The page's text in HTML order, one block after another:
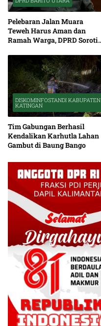
Pelebaran Jalan Muara
Teweh Harus Aman dan
Ramah Warga, DPRD Soroti
DISKOMINFOSTANDI KABUPATEN
KATINGAN
Tim Gabungan Berhasil
Kendalikan Karhutla Lahan
Gambut di Baung Bango